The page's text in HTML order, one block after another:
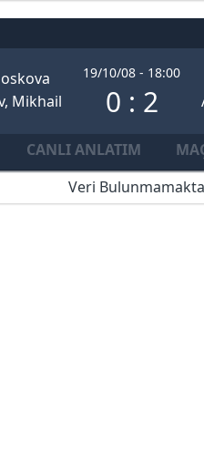
Mikhail
19/10/08 - 18:00
0 : 2
CANLI ANLATIM
Veri